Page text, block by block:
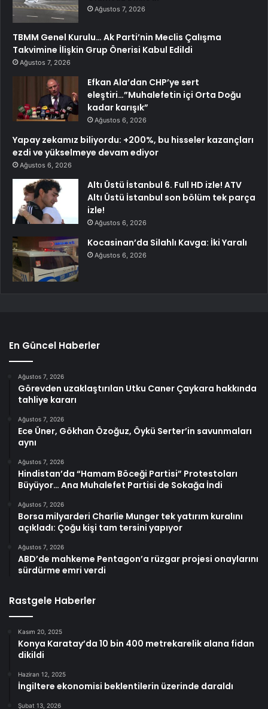
Ağustos 7, 2026
TBMM Genel Kurulu… Ak Parti’nin Meclis Çalışma
Takvimine İlişkin Grup Önerisi Kabul Edildi
Ağustos 7, 2026
Efkan Ala’dan CHP’ye sert
eleştiri…”Muhalefetin içi Orta Doğu
kadar karışık”
Ağustos 6, 2026
Yapay zekamız biliyordu: +200%, bu hisseler kazançları
ezdi ve yükselmeye devam ediyor
Ağustos 6, 2026
Altı Üstü İstanbul 6. Full HD izle! ATV
Altı Üstü İstanbul son bölüm tek parça
izle!
Ağustos 6, 2026
Kocasinan’da Silahlı Kavga: İki Yaralı
Ağustos 6, 2026
En Güncel Haberler
Ağustos 7, 2026
Görevden uzaklaştırılan Utku Caner Çaykara hakkında
tahliye kararı
Ağustos 7, 2026
Ece Üner, Gökhan Özoğuz, Öykü Serter’in savunmaları
aynı
Ağustos 7, 2026
Hindistan’da “Hamam Böceği Partisi” Protestoları
Büyüyor… Ana Muhalefet Partisi de Sokağa İndi
Ağustos 7, 2026
Borsa milyarderi Charlie Munger tek yatırım kuralını
açıkladı: Çoğu kişi tam tersini yapıyor
Ağustos 7, 2026
ABD’de mahkeme Pentagon’a rüzgar projesi onaylarını
sürdürme emri verdi
Rastgele Haberler
Kasım 20, 2025
Konya Karatay’da 10 bin 400 metrekarelik alana fidan
dikildi
Haziran 12, 2025
İngiltere ekonomisi beklentilerin üzerinde daraldı
Şubat 13, 2026